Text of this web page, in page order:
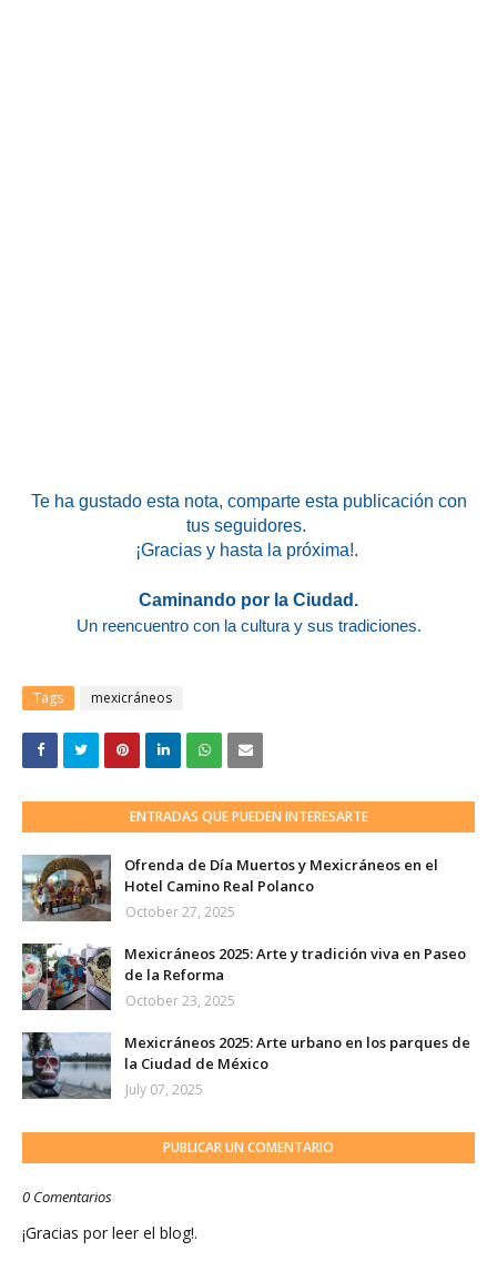
Te ha gustado esta nota, comparte esta publicación con
tus seguidores.
¡Gracias y hasta la próxima!.
Caminando por la Ciudad.
Un reencuentro con la cultura y sus tradiciones.
Tags mexicráneos
ENTRADAS QUE PUEDEN INTERESARTE
Ofrenda de Día Muertos y Mexicráneos en el
Hotel Camino Real Polanco
October 27, 2025
Mexicráneos 2025: Arte y tradición viva en Paseo
de la Reforma
October 23, 2025
Mexicráneos 2025: Arte urbano en los parques de
la Ciudad de México
July 07, 2025
PUBLICAR UN COMENTARIO
0 Comentarios
¡Gracias por leer el blog!.